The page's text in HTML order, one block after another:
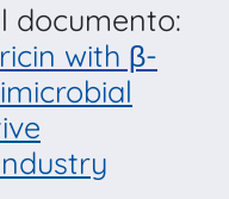
documento:
with β-